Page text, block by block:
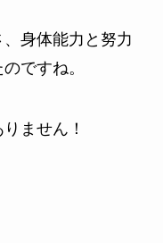
身体能力と努力
ですね。
ません！